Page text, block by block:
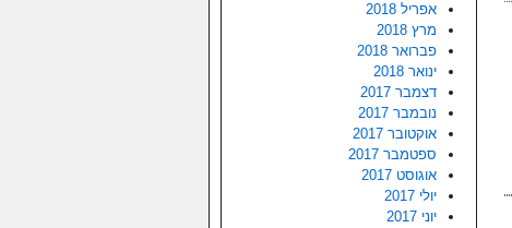
אפריל 2018
מרץ 2018
פברואר 2018
ינואר 2018
דצמבר 2017
נובמבר 2017
אוקטובר 2017
ספטמבר 2017
אוגוסט 2017
יולי 2017
יוני 2017